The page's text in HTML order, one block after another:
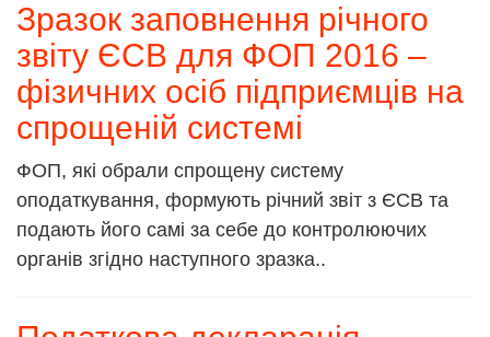
Зразок заповнення річного
звіту ЄСВ для ФОП 2016 –
фізичних осіб підприємців на
спрощеній системі
ФОП, які обрали спрощену систему
оподаткування, формують річний звіт з ЄСВ та
подають його самі за себе до контролюючих
органів згідно наступного зразка..